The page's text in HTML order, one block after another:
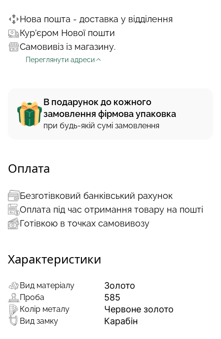
Нова пошта - доставка у відділення
Кур’єром Нової пошти
Самовивіз із магазину.
Переглянути адреси
В подарунок до кожного
замовлення фірмова упаковка
при будь-якій сумі замовлення
Оплата
Безготівковий банківський рахунок
Оплата під час отримання товару на пошті
Готівкою в точках самовивозу
Характеристики
Вид матеріалу Золото
Проба 585
Колір металу Червоне золото
Вид замку Карабін